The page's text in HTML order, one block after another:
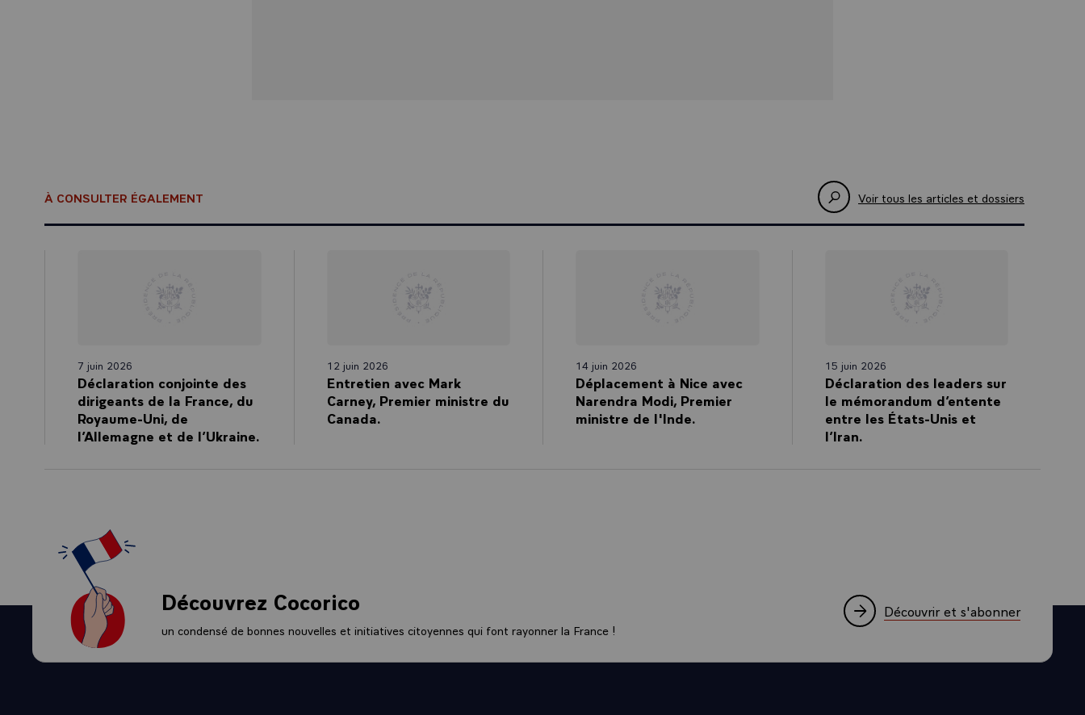
À CONSULTER ÉGALEMENT Voir tous les articles et dossiers
7 juin 2026
Déclaration conjointe des
dirigeants de la France, du
Royaume-Uni, de
l’Allemagne et de l’Ukraine.
12 juin 2026
Entretien avec Mark
Carney, Premier ministre du
Canada.
14 juin 2026
Déplacement à Nice avec
Narendra Modi, Premier
ministre de l'Inde.
15 juin 2026
Déclaration des leaders sur
le mémorandum d’entente
entre les États-Unis et
l’Iran.
Découvrez Cocorico
un condensé de bonnes nouvelles et initiatives citoyennes qui font rayonner la France !
Découvrir et s'abonner